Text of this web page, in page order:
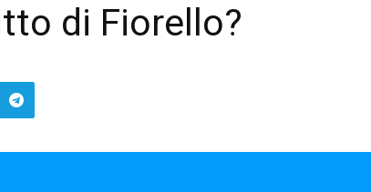
di Fiorello?